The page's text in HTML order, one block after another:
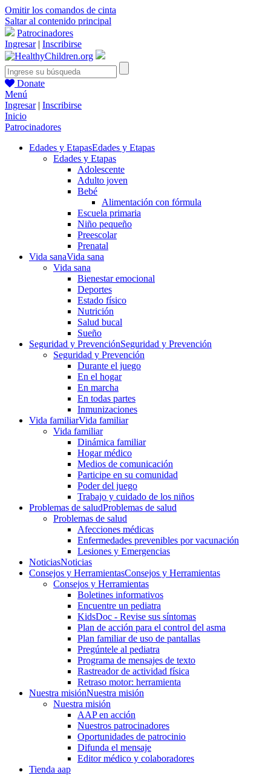
Omitir los comandos de cinta
Saltar al contenido principal
Patrocinadores
Ingresar| Inscribirse
Donate
Menú
Ingresar| Inscribirse
Inicio
Patrocinadores
Edades y EtapasEdades y Etapas
Edades y Etapas
Adolescente
Adulto joven
Bebé
Alimentación con fórmula
Escuela primaria
Niño pequeño
Preescolar
Prenatal
Vida sanaVida sana
Vida sana
Bienestar emocional
Deportes
Estado físico
Nutrición
Salud bucal
Sueño
Seguridad y PrevenciónSeguridad y Prevención
Seguridad y Prevención
Durante el juego
En el hogar
En marcha
En todas partes
Inmunizaciones
Vida familiarVida familiar
Vida familiar
Dinámica familiar
Hogar médico
Medios de comunicación
Participe en su comunidad
Poder del juego
Trabajo y cuidado de los niños
Problemas de saludProblemas de salud
Problemas de salud
Afecciones médicas
Enfermedades prevenibles por vacunación
Lesiones y Emergencias
NoticiasNoticias
Consejos y HerramientasConsejos y Herramientas
Consejos y Herramientas
Boletines informativos
Encuentre un pediatra
KidsDoc - Revise sus síntomas
Plan de acción para el control del asma
Plan familiar de uso de pantallas
Pregúntele al pediatra
Programa de mensajes de texto
Rastre​​ador de activida​d física
Retraso motor: herramienta
Nuestra misiónNuestra misión
Nuestra misión
AAP en acción
Nuestros patrocinadores
Oportunidades de patrocinio
Difunda el mensaje
Editor médico y colaboradores
Tienda aap